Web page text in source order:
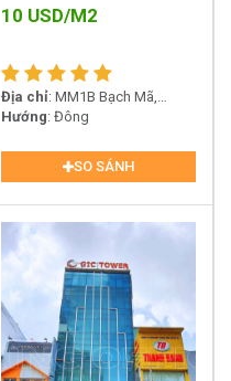
10 USD/M2
Địa chỉ: MM1B Bạch Mã,
Phường 15, Quận 10
Hướng : Đông
SO SÁNH